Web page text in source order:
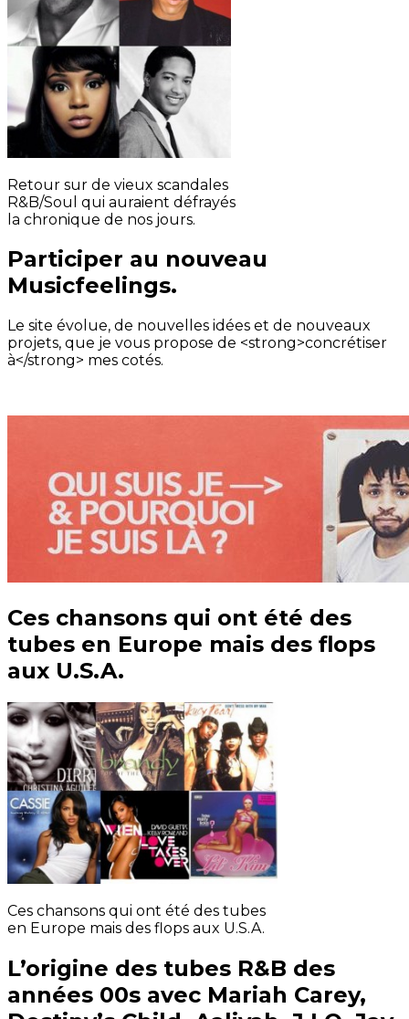
Retour sur de vieux scandales
R&B/Soul qui auraient défrayés
la chronique de nos jours.
Participer au nouveau
Musicfeelings.
Le site évolue, de nouvelles idées et de nouveaux
projets, que je vous propose de <strong>concrétiser
à</strong> mes cotés.
Ces chansons qui ont été des
tubes en Europe mais des flops
aux U.S.A.
Ces chansons qui ont été des tubes
en Europe mais des flops aux U.S.A.
L’origine des tubes R&B des
années 00s avec Mariah Carey,